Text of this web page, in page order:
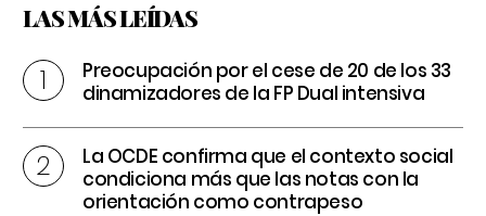
LAS MÁS LEÍDAS
Preocupación por el cese de 20 de los 33
dinamizadores de la FP Dual intensiva
La OCDE confirma que el contexto social
condiciona más que las notas con la
orientación como contrapeso